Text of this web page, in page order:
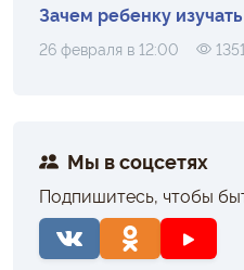
Зачем ребенку
26 февраля в 12:00 1351
Мы в соцсетях
Подпишитесь, чтобы